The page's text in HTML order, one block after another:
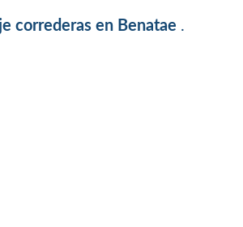
correderas en Benatae .